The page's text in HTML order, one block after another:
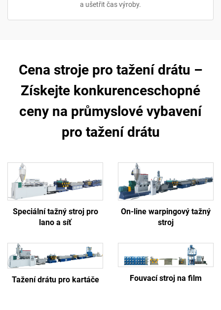
a ušetřit čas výroby.
Cena stroje pro tažení drátu –
Získejte konkurenceschopné
ceny na průmyslové vybavení
pro tažení drátu
Speciální tažný stroj pro
lano a síť
On-line warpingový tažný
stroj
Tažení drátu pro kartáče Fouvací stroj na film